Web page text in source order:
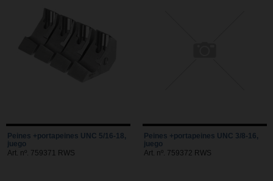
Peines +portapeines UNC 5/16-18,
juego
Art. nº. 759371 RWS
Peines +portapeines UNC 3/8-16,
juego
Art. nº. 759372 RWS